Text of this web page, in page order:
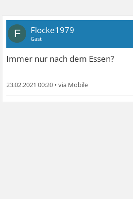
F Flocke1979
Gast
Immer nur nach dem Essen?
23.02.2021 00:20 •